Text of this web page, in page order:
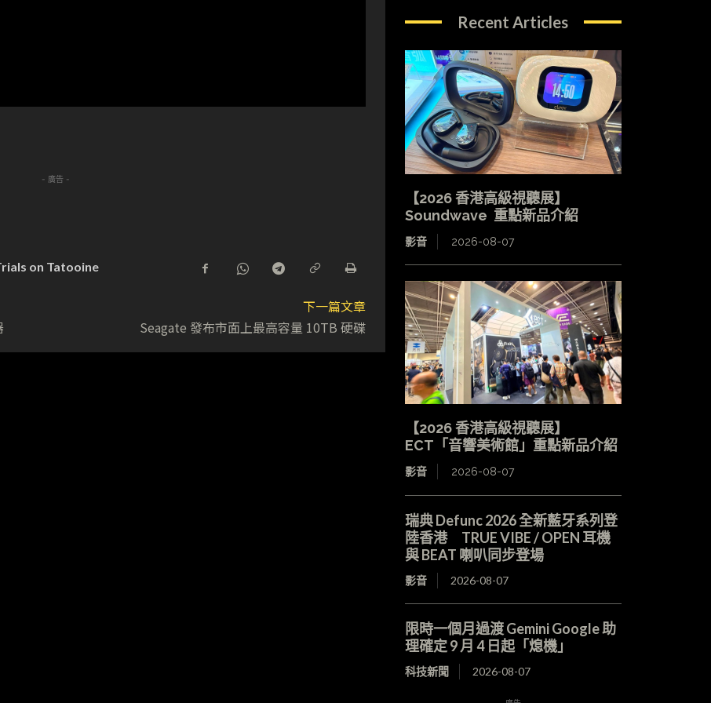
- 廣告 -
on Tatooine
下一篇文章
Seagate 發布市面上最高容量 10TB 硬碟
Recent Articles
【2026 香港高級視聽展】
Soundwave 重點新品介紹
影音 2026-08-07
【2026 香港高級視聽展】
ECT「音響美術館」重點新品介紹
影音 2026-08-07
瑞典 Defunc 2026 全新藍牙系列登
陸香港 TRUE VIBE / OPEN 耳機
與 BEAT 喇叭同步登場
影音 2026-08-07
限時一個月過渡 Gemini Google 助
理確定 9 月 4 日起「熄機」
科技新聞 2026-08-07